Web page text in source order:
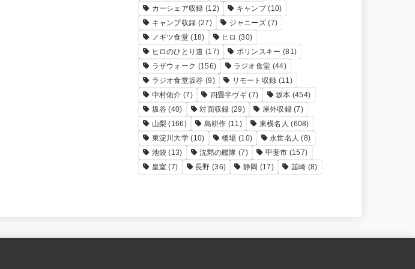
カーシェア収録 (12) キャンプ(10)
キャンプ収録 (27) ジャニーズ (7)
ノギツ食堂 (18) ヒロ (30)
ヒロのひとり道 (17) ポリンスキー (81)
ラザウォーク (156) ラジオ食堂 (44)
ラジオ食堂坂谷 (9) リモート収録 (11)
中村佑介 (7) 四畳半ヴギ (7) 坂本 (454)
坂谷 (40) 対面収録 (29) 屋外収録(7)
山梨 (166) 島耕作 (11) 東横名人 (608)
東淀川大学 (10) 橋場 (10) 永世名人 (8)
池袋 (13) 沈黙の艦隊 (7) 甲斐市 (157)
皇室 (7) 長野 (36) 静岡 (17) 韮崎 (8)